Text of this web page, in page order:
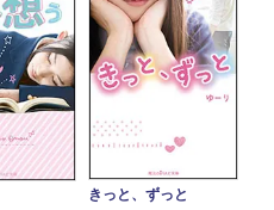
きっと、ずっと